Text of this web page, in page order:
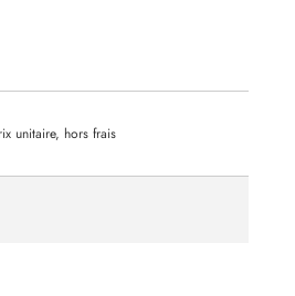
unitaire, hors frais